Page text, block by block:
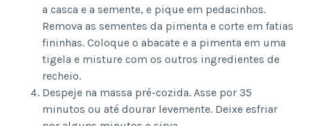
a casca e a semente, e pique em pedacinhos.
Remova as sementes da pimenta e corte em fatias
fininhas. Coloque o abacate e a pimenta em uma
tigela e misture com os outros ingredientes de
recheio.
Despeje na massa pré-cozida. Asse por 35
minutos ou até dourar levemente. Deixe esfriar